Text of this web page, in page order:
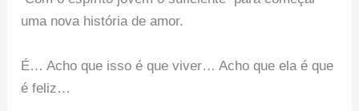
uma nova história de amor.
É… Acho que isso é que viver… Acho que ela é que
é feliz…